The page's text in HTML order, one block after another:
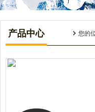
产品中心 您的